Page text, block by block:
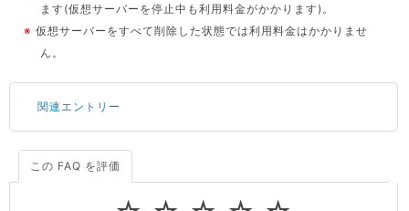
ます(仮想サーバーを停止中も利用料金がかかります)。
※仮想サーバーをすべて削除した状態では利用料金はかかりませ
ん。
関連エントリー
サーバーが重いので調査してほしい
この FAQ を評価